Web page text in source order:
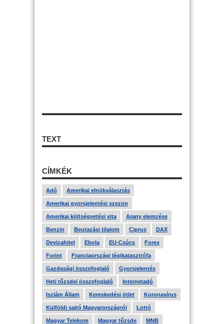
TEXT
CÍMKÉK
Adó Amerikai elnökválasztás
Amerikai gyorsjelentési szezon
Amerikai költségvetési vita Arany elemzése
Benzin Beutazási tilalom Ciprus DAX
Devizahitel Ebola EU-Csúcs Forex
Forint Franciaországi légikatasztrófa
Gazdasági összefoglaló Gyorsjelentés
Heti tőzsdei összefoglaló Internetadó
Iszlám Állam Kereskedési ötlet Koronavírus
Külföldi sajtó Magyarországról Lottó
Magyar Telekom Magyar tőzsde MNB